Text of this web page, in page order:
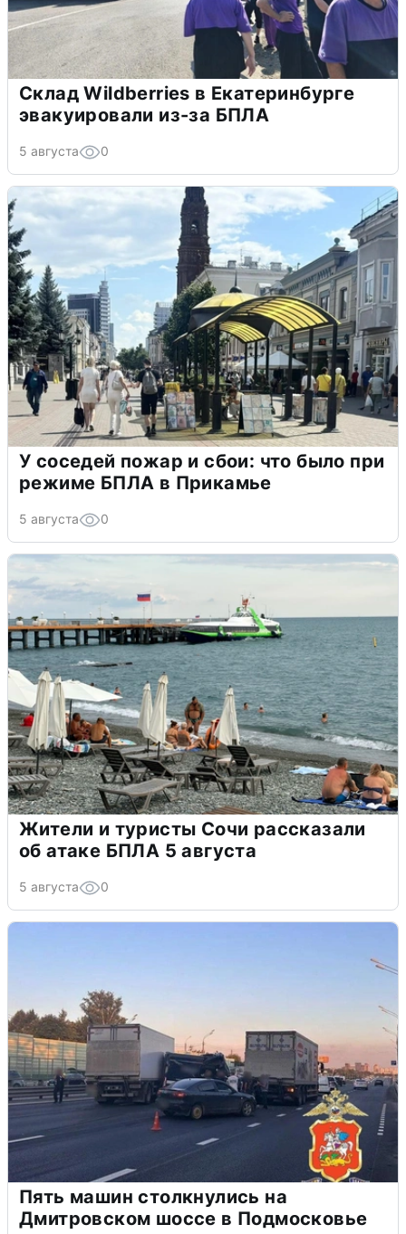
Склад Wildberries в Екатеринбурге
эвакуировали из-за БПЛА
5 августа 0
У соседей пожар и сбои: что было при
режиме БПЛА в Прикамье
5 августа 0
Жители и туристы Сочи рассказали
об атаке БПЛА 5 августа
5 августа 0
Пять машин столкнулись на
Дмитровском шоссе в Подмосковье